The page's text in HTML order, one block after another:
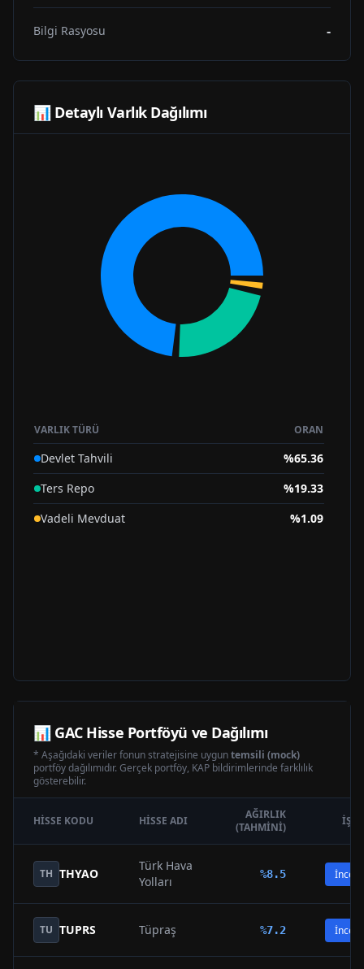
Bilgi Rasyosu -
📊 Detaylı Varlık Dağılımı
VARLIK TÜRÜ ORAN
Devlet Tahvili %65.36
Ters Repo
%19.33
Vadeli Mevduat
%1.09
📊 GACHisse Portföyü ve Dağılımı
* Aşağıdaki veriler fonun stratejisine uyguntemsili (mock)
portföy dağılımıdır. Gerçek portföy, KAP bildirimlerinde farklılık
gösterebilir.
HISSE KODU HISSE ADI
AĞIRLIK
(TAHMINI)
TH THYAO
Türk Hava
Yolları
%8.5 İncele
TU TUPRS Tüpraş %7.2 İncele